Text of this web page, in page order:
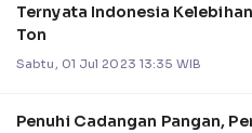
Ternyata Indonesia
Ton
Sabtu, 01 Jul 2023 13:35 WIB
Penuhi Cadangan Pangan,